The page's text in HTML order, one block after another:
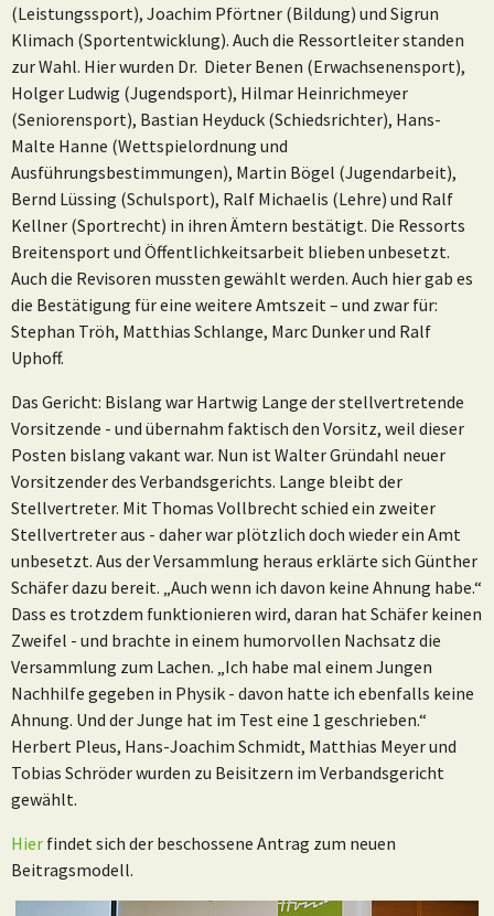
(Leistungssport), Joachim Pförtner (Bildung) und Sigrun
Klimach (Sportentwicklung). Auch die Ressortleiter standen
zur Wahl. Hier wurden Dr. Dieter Benen (Erwachsenensport),
Holger Ludwig (Jugendsport), Hilmar Heinrichmeyer
(Seniorensport), Bastian Heyduck (Schiedsrichter), Hans-
Malte Hanne (Wettspielordnung und
Ausführungsbestimmungen), Martin Bögel (Jugendarbeit),
Bernd Lüssing (Schulsport), Ralf Michaelis (Lehre) und Ralf
Kellner (Sportrecht) in ihren Ämtern bestätigt. Die Ressorts
Breitensport und Öffentlichkeitsarbeit blieben unbesetzt.
Auch die Revisoren mussten gewählt werden. Auch hier gab es
die Bestätigung für eine weitere Amtszeit – und zwar für:
Stephan Tröh, Matthias Schlange, Marc Dunker und Ralf
Uphoff.
Das Gericht: Bislang war Hartwig Lange der stellvertretende
Vorsitzende - und übernahm faktisch den Vorsitz, weil dieser
Posten bislang vakant war. Nun ist Walter Gründahl neuer
Vorsitzender des Verbandsgerichts. Lange bleibt der
Stellvertreter. Mit Thomas Vollbrecht schied ein zweiter
Stellvertreter aus - daher war plötzlich doch wieder ein Amt
unbesetzt. Aus der Versammlung heraus erklärte sich Günther
Schäfer dazu bereit. „Auch wenn ich davon keine Ahnung habe.“
Dass es trotzdem funktionieren wird, daran hat Schäfer keinen
Zweifel - und brachte in einem humorvollen Nachsatz die
Versammlung zum Lachen. „Ich habe mal einem Jungen
Nachhilfe gegeben in Physik - davon hatte ich ebenfalls keine
Ahnung. Und der Junge hat im Test eine 1 geschrieben.“
Herbert Pleus, Hans-Joachim Schmidt, Matthias Meyer und
Tobias Schröder wurden zu Beisitzern im Verbandsgericht
gewählt.
Hier findet sich der beschossene Antrag zum neuen
Beitragsmodell.